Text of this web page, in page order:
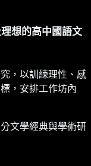
想的高中國語文
，以訓練理性、感
，安排工作坊內
文學經典與學術研